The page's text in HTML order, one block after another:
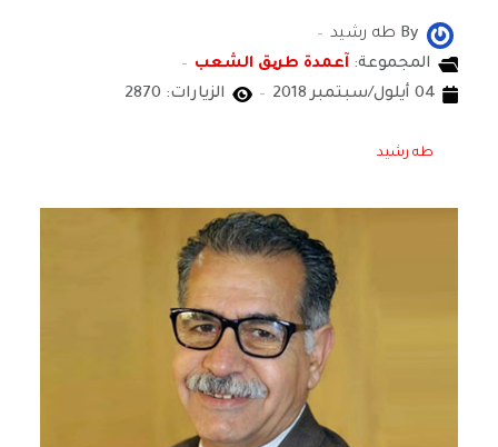
By طه رشيد
المجموعة: آعمدة طریق الشعب
04 أيلول/سبتمبر 2018
الزيارات: 2870
طه رشيد